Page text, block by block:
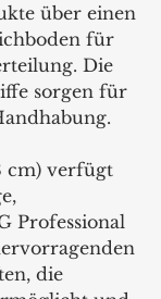
über einen
für
Die
sorgen für
cm) verfügt
Professional
die